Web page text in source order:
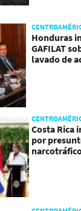
Honduras
GAFILAT
lavado de
Costa Rica
por